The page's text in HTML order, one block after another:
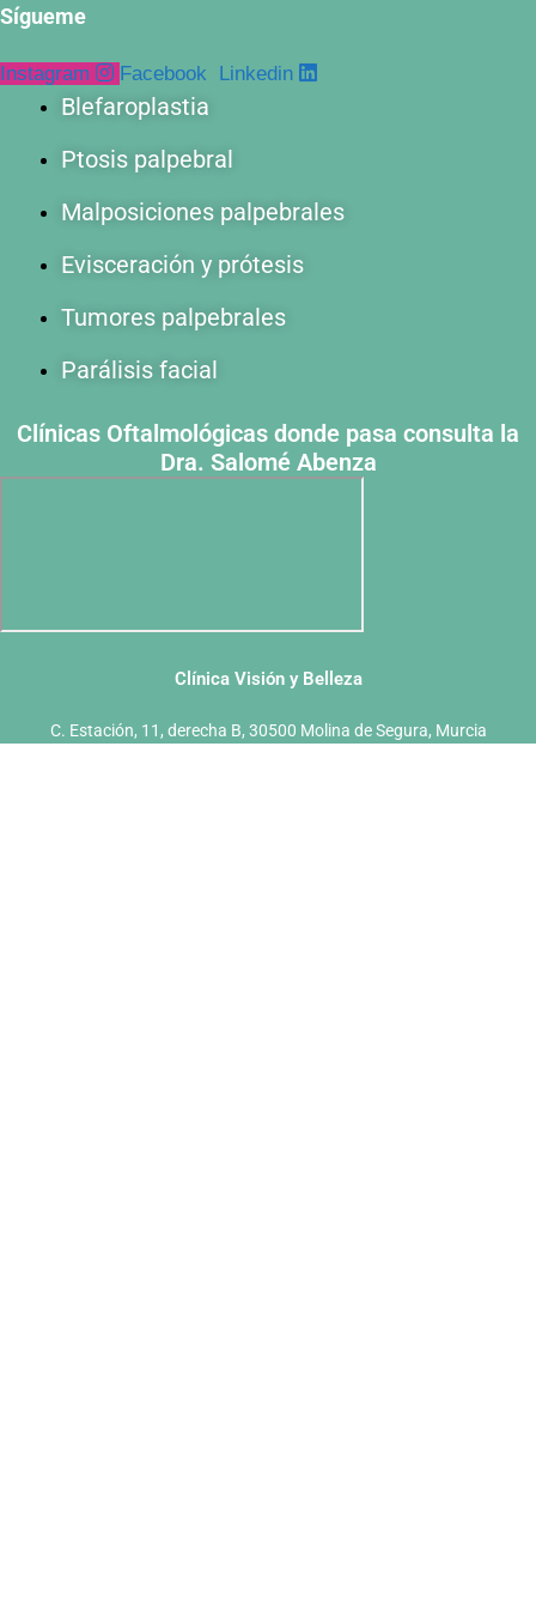
Sígueme
Instagram Facebook Linkedin
Blefaroplastia
Ptosis palpebral
Malposiciones palpebrales
Evisceración y prótesis
Tumores palpebrales
Parálisis facial
Clínicas Oftalmológicas donde pasa consulta la
Dra. Salomé Abenza
Clínica Visión y Belleza
C. Estación, 11, derecha B, 30500 Molina de Segura, Murcia